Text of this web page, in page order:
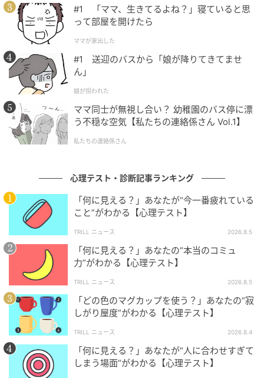
は「黙って寄り添い支える 安定した日常の
絆」を求めている
疲れを癒やす姿を感じたあなたは、日常を共に歩み、
黙って隣に寄り添って支えてくれる「安定した日常の
絆」を、誠実に渇望しています。刺激やドラマチック
な高揚より、そこにある当たり前の平穏を分かち合
い、背負った荷物を共に降ろせるような安らぎを優先
したい時期です。
いくような「静かな共存」こそが、今のあなたにとっ
て最も贅沢で必要な回復薬となります。激動の社会で
誠実に戦い続けるためには、盾を置き、鎧を脱いで、
無防備な自分でいられるシェルターのような関係が不
可欠なのでしょう。
沈黙が心地よいと感じられるような盤石な信頼関係を
誠実に共有することで、あなたの心には再び鮮やかな
活力がゆっくりと湧いてくるはずです。日常の些細な
出来事を笑い合える安定した絆は、あなたが困難に直
面した時、再び前を向いて歩き出すための確かな道標
となります。
#1 「ママ、生きてるよね？」寝ていると思
って部屋を開けたら
ママが家出した
#1 送迎のバスから「娘が降りてきてませ
ん」
娘が拐われた
ママ同士が無視し合い？ 幼稚園のバス停に漂
う不穏な空気【私たちの連絡係さん Vol.1】
私たちの連絡係さん
心理テスト・診断記事ランキング
「何に見える？」あなたが“今一番疲れている
こと”がわかる【心理テスト】
TRILL ニュース 2026.8.5
「何に見える？」あなたの“本当のコミュ
力”がわかる【心理テスト】
TRILL ニュース 2026.8.5
「どの色のマグカップを使う？」あなたの“寂
しがり屋度”がわかる【心理テスト】
TRILL ニュース 2026.8.4
「何に見える？」あなたが“人に合わせすぎて
しまう場面“がわかる【心理テスト】